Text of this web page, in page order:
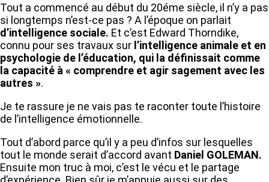
Tout a commencé au début du 20éme siècle, il n’y a pas
si longtemps n’est-ce pas ? A l’époque on parlait
d’intelligence sociale. Et c’est Edward Thorndike,
connu pour ses travaux sur l’intelligence animale et en
psychologie de l’éducation, qui la définissait comme
la capacité à « comprendre et agir sagement avec les
autres ».
Je te rassure je ne vais pas te raconter toute l’histoire
de l’intelligence émotionnelle.
Tout d’abord parce qu’il y a peu d’infos sur lesquelles
tout le monde serait d’accord avant Daniel GOLEMAN.
Ensuite mon truc à moi, c’est le vécu et le partage